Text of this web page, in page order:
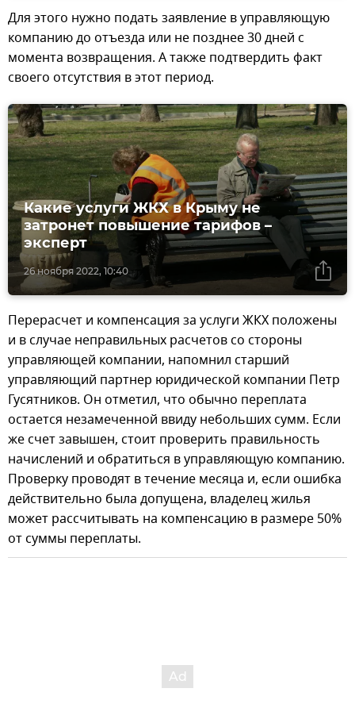
Для этого нужно подать заявление в управляющую
компанию до отъезда или не позднее 30 дней с
момента возвращения. А также подтвердить факт
своего отсутствия в этот период.
26 ноября 2022, 10:40
Какие услуги ЖКХ в Крыму не
затронет повышение тарифов –
эксперт
Перерасчет и компенсация за услуги ЖКХ положены
и в случае неправильных расчетов со стороны
управляющей компании, напомнил старший
управляющий партнер юридической компании Петр
Гусятников. Он отметил, что обычно переплата
остается незамеченной ввиду небольших сумм. Если
же счет завышен, стоит проверить правильность
начислений и обратиться в управляющую компанию.
Проверку проводят в течение месяца и, если ошибка
действительно была допущена, владелец жилья
может рассчитывать на компенсацию в размере 50%
от суммы переплаты.